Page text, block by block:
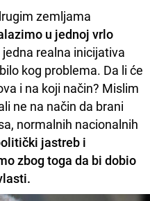
zemljama
u jednoj vrlo
realna inicijativa
kog problema. Da li će
i na koji način? Mislim
ne na način da brani
normalnih nacionalnih
jastreb i
zbog toga da bi dobio